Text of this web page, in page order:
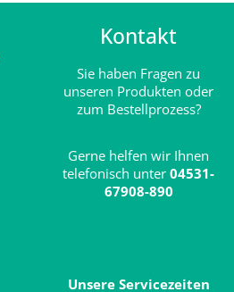
Kontakt
Sie haben Fragen zu
unseren Produkten oder
zum Bestellprozess?
Gerne helfen wir Ihnen
telefonisch unter 04531-
67908-890
Unsere Servicezeiten